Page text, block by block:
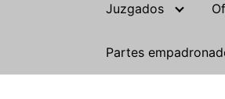
Juzgados
Partes